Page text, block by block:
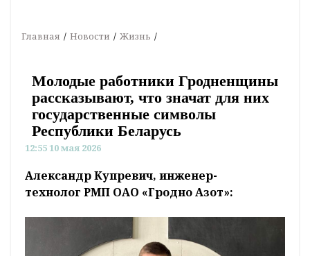
Главная Новости Жизнь
Молодые работники Гродненщины
рассказывают, что значат для них
государственные символы
Республики Беларусь
12:55 10 мая 2026
Александр Купревич, инженер-
технолог РМП ОАО «Гродно Азот»: